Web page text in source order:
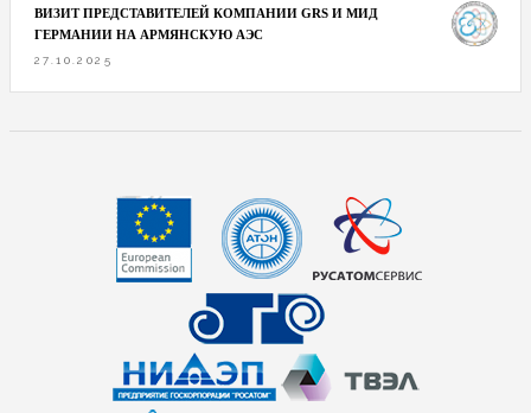
ВИЗИТ ПРЕДСТАВИТЕЛЕЙ КОМПАНИИ GRS И МИД
ГЕРМАНИИ НА АРМЯНСКУЮ АЭС
27.10.2025